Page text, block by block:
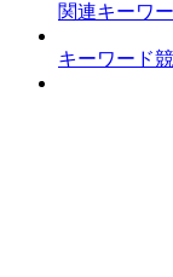
関連キーワ
キーワード